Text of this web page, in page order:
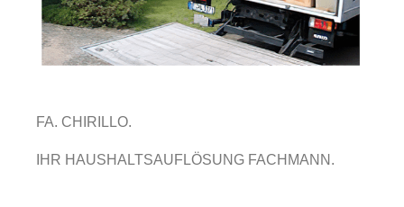
FA. CHIRILLO.
IHR HAUSHALTSAUFLÖSUNG FACHMANN.